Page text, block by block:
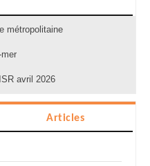
métropolitaine
avril 2026
Articles